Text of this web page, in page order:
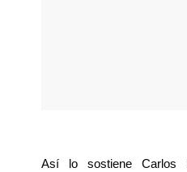
Así lo sostiene Carlos